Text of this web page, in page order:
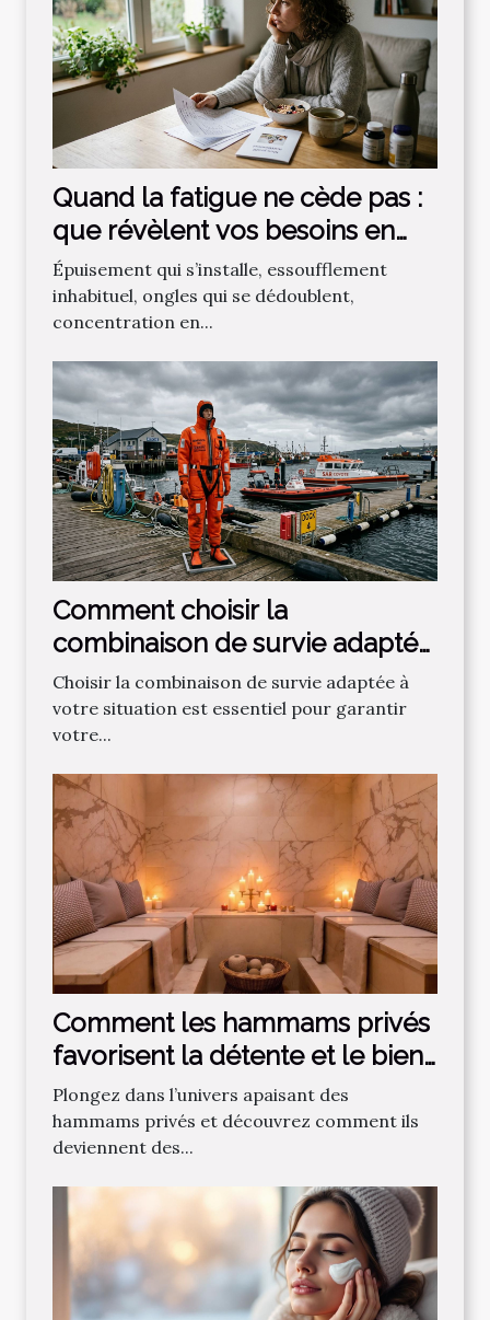
Quand la fatigue ne cède pas :
que révèlent vos besoins en
micronutriments ?
Épuisement qui s’installe, essoufflement
inhabituel, ongles qui se dédoublent,
concentration en...
Comment choisir la
combinaison de survie adaptée
à vos besoins ?
Choisir la combinaison de survie adaptée à
votre situation est essentiel pour garantir
votre...
Comment les hammams privés
favorisent la détente et le bien-
être ?
Plongez dans l’univers apaisant des
hammams privés et découvrez comment ils
deviennent des...